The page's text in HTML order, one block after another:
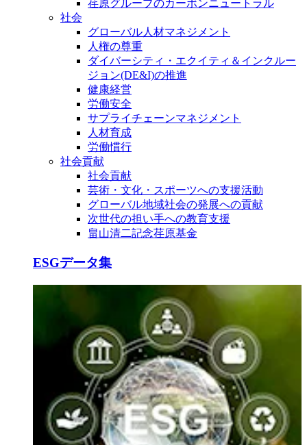
荏原グループのカーボンニュートラル
社会
グローバル人材マネジメント
人権の尊重
ダイバーシティ・エクイティ＆インクルー
ジョン(DE&I)の推進
健康経営
労働安全
サプライチェーンマネジメント
人材育成
労働慣行
社会貢献
社会貢献
芸術・文化・スポーツへの支援活動
グローバル地域社会の発展への貢献
次世代の担い手への教育支援
畠山清二記念荏原基金
ESGデータ集